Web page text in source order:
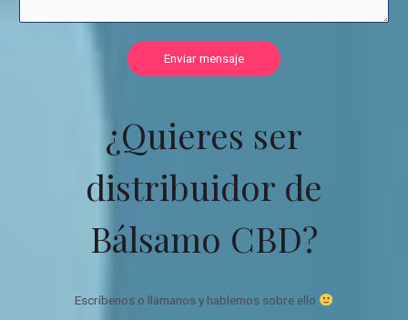
Enviar mensaje
¿Quieres ser
distribuidor de
Bálsamo CBD?
Escríbenos o llámanos y hablemos sobre ello